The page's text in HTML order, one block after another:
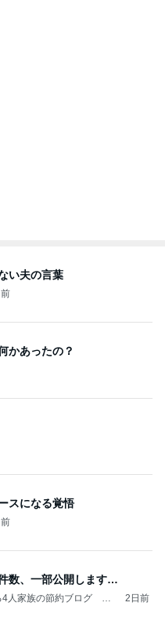
い夫の言葉
かあったの？
スになる覚悟
数、一部公開します…
4人家族の節約ブログ 〜
2日前